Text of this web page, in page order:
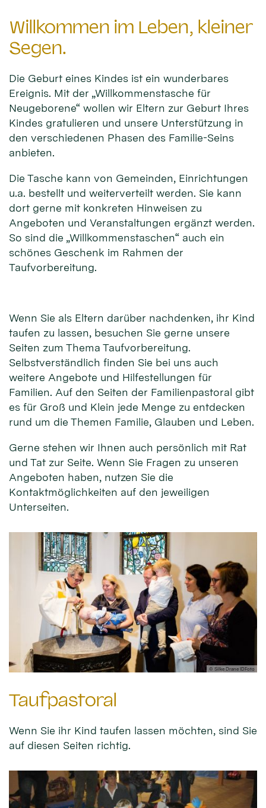
Willkommen im Leben, kleiner
Segen.
Die Geburt eines Kindes ist ein wunderbares
Ereignis. Mit der „Willkommenstasche für
Neugeborene“ wollen wir Eltern zur Geburt Ihres
Kindes gratulieren und unsere Unterstützung in
den verschiedenen Phasen des Familie-Seins
anbieten.
Die Tasche kann von Gemeinden, Einrichtungen
u.a. bestellt und weiterverteilt werden. Sie kann
dort gerne mit konkreten Hinweisen zu
Angeboten und Veranstaltungen ergänzt werden.
So sind die „Willkommenstaschen“ auch ein
schönes Geschenk im Rahmen der
Taufvorbereitung.
Wenn Sie als Eltern darüber nachdenken, ihr Kind
taufen zu lassen, besuchen Sie gerne unsere
Seiten zum Thema Taufvorbereitung.
Selbstverständlich finden Sie bei uns auch
weitere Angebote und Hilfestellungen für
Familien. Auf den Seiten der Familienpastoral gibt
es für Groß und Klein jede Menge zu entdecken
rund um die Themen Familie, Glauben und Leben.
Gerne stehen wir Ihnen auch persönlich mit Rat
und Tat zur Seite. Wenn Sie Fragen zu unseren
Angeboten haben, nutzen Sie die
Kontaktmöglichkeiten auf den jeweiligen
Unterseiten.
© Silke Drane IDFoto
Taufpastoral
Wenn Sie ihr Kind taufen lassen möchten, sind Sie
auf diesen Seiten richtig.